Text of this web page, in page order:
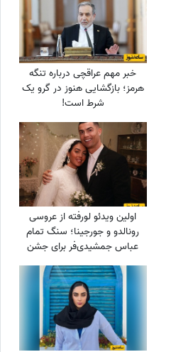
خبر مهم عراقچی درباره تنگه
هرمز؛ بازگشایی هنوز در گرو یک
شرط است!
اولین ویدئو لورفته از عروسی
رونالدو و جورجینا؛ سنگ تمام
عباس جمشیدی‌فر برای جشن
نوستالژیک ستاره فوتبال!